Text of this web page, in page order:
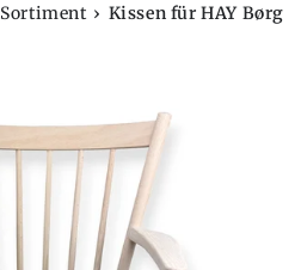
› Kissen für HAY Børge